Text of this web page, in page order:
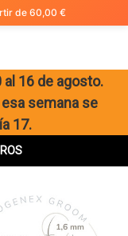
de 60,00 €
16 de agosto.
semana se
17.